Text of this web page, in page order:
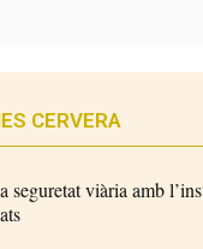
CERVERA
seguretat viària amb